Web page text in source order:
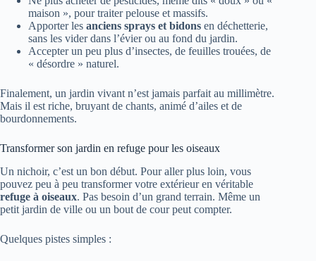
maison », pour traiter pelouse et massifs.
Apporter les anciens sprays et bidons en déchetterie,
sans les vider dans l’évier ou au fond du jardin.
Accepter un peu plus d’insectes, de feuilles trouées, de
« désordre » naturel.
Finalement, un jardin vivant n’est jamais parfait au millimètre.
Mais il est riche, bruyant de chants, animé d’ailes et de
bourdonnements.
Transformer son jardin en refuge pour les oiseaux
Un nichoir, c’est un bon début. Pour aller plus loin, vous
pouvez peu à peu transformer votre extérieur en véritable
refuge à oiseaux. Pas besoin d’un grand terrain. Même un
petit jardin de ville ou un bout de cour peut compter.
Quelques pistes simples :